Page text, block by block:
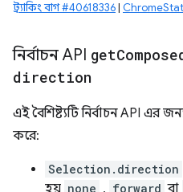
ট্র্যাকিং বাগ #40618336|
নির্বাচন API get
direction
এই বৈশিষ্ট্যটি নির্বাচন API এর
করে:
Selection.direction
হয় none , forward বা